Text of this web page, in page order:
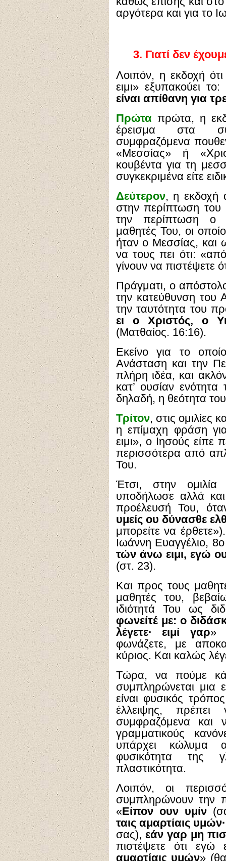
αργότερα και για το
3. Γιατί δεν
Λοιπόν, η εκδοχή
ειμι» εξυπακούει
είναι απίθανη για
Πρώταπρώτα, η
έρεισμα στα
συμφραζόμενα
«Μεσσίας» ή
κουβέντα για τη
συγκεκριμένα είτε
Δεύτερον, η εκδοχή
στην περίπτωση του
την περίπτωση ο
μαθητές Του, οι
ήταν ο Μεσσίας, και
να τους πει ότι:
γίνουν να πιστέψετε
Πράγματι, ο
την κατεύθυνση του
την ταυτότητα του
ει ο Χριστός, ο
(Ματθαίος. 16:16).
Εκείνο για το
Ανάσταση και την
πλήρη ιδέα, και
κατ’ ουσίαν
δηλαδή, η θεότητα
Τρίτον, στις ομιλίες
η επίμαχη φράση
ειμι», ο Ιησούς είπε
περισσότερα από
Του.
Έτσι, στην
υποδήλωσε αλλά
προέλευσή Του,
υμείς ου δύνασθε
μπορείτε να
Ιωάννη Ευαγγέλιο,
τών άνω ειμι, εγώ
(στ. 23).
Και προς τους
μαθητές του,
ιδιότητά Του ως
φωνείτέ με: ο
λέγετε· ειμί γαρ»
φωνάζετε, με
κύριος. Και καλώς
Τώρα, να πούμε
συμπληρώνεται μια
είναι φυσικός
έλλειψης,
συμφραζόμενα και
γραμματικούς
υπάρχει κώλυμα
φυσικότητα της
πλαστικότητα.
Λοιπόν, οι
συμπληρώνουν την
«Είπον ουν υμίν
ταις αμαρτίαις
σας), εάν γαρ μη
πιστέψετε ότι εγώ
αμαρτίαις υμών»